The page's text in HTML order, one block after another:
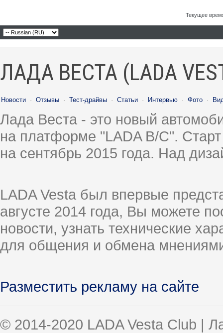
Текущее
ЛАДА ВЕСТА (LADA
Новости · Отзывы · Тест-драйвы · Статьи · Интервью · Фото ·
Лада Веста - это новый
на платформе "LADA B/C".
на сентябрь 2015 года. Над
LADA Vesta был впервые
августе 2014 года, Вы можете
новости, узнать технические
для общения и обмена
Разместить рекламу на сайте
© 2014-2020 LADA Vesta Club |